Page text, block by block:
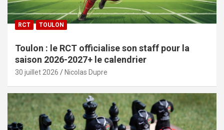
RCT TOULON
Toulon : le RCT officialise son staff pour la
saison 2026-2027+ le calendrier
30 juillet 2026 Nicolas Dupre